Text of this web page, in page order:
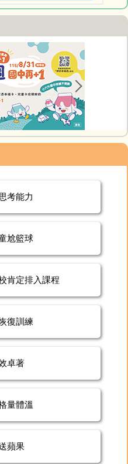
考能力
尬籃球
肯定排入課程
復訓練
卓著
量體溫
蘋果